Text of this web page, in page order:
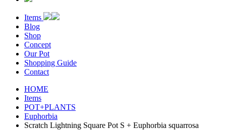
Items
Blog
Shop
Concept
Our Pot
Shopping Guide
Contact
HOME
Items
POT+PLANTS
Euphorbia
Scratch Lightning Square Pot S + Euphorbia squarrosa